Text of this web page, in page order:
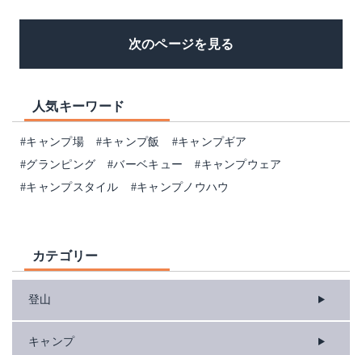
次のページを見る
人気キーワード
#キャンプ場 #キャンプ飯
#キャンプギア
#グランピング
#バーベキュー
#キャンプウェア
#キャンプスタイル
#キャンプノウハウ
カテゴリー
登山
キャンプ